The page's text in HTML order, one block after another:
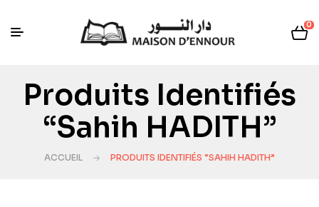
0
Produits Identifiés
“Sahih HADITH”
ACCUEIL PRODUITS IDENTIFIÉS “SAHIH HADITH”